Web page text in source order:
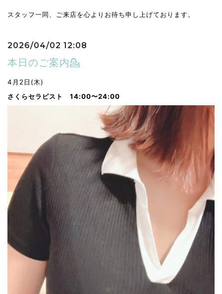
スタッフ一同、ご来店を心よりお待ち申し上げております。
2026/04/02 12:08
本日のご案内💁
4月2日(木)
さくらセラピスト 14:00〜24:00